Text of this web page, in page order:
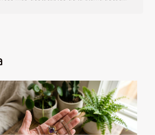
el chileno. En este contexto, se abre
de protección y confiabilidad en